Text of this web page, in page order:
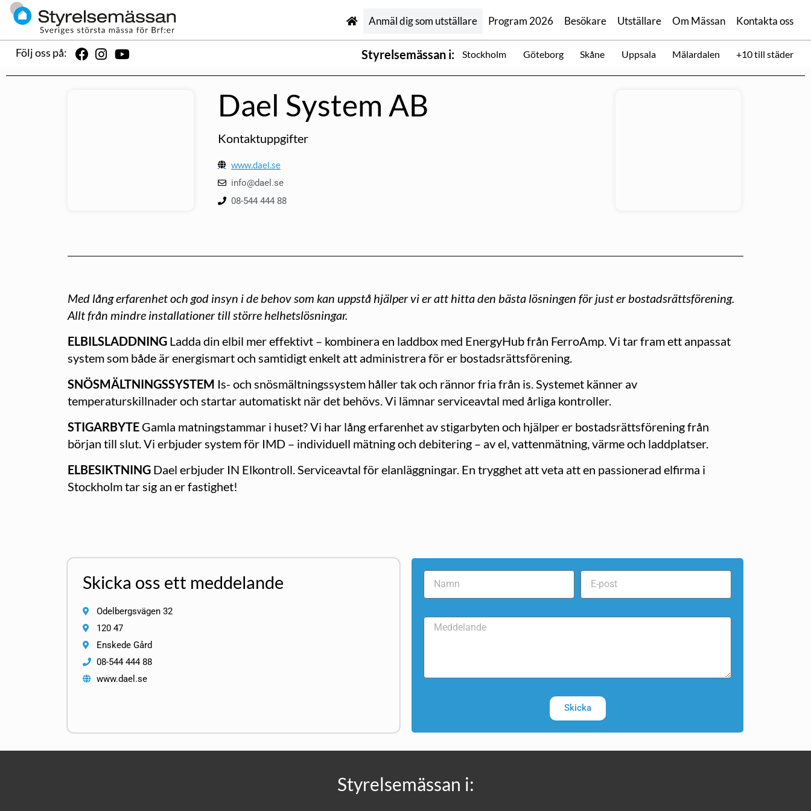
Anmäl dig som utställare Program 2026 Besökare Utställare Om Mässan Kontakta oss
Följ oss på: Styrelsemässan i: Stockholm Göteborg Skåne Uppsala Mälardalen +10 till städer
Dael System AB
Kontaktuppgifter
www.dael.se
info@dael.se
08-544 444 88
Med lång erfarenhet och god insyn i de behov som kan uppstå hjälper vi er att hitta den bästa lösningen för just er bostadsrättsförening.
Allt från mindre installationer till större helhetslösningar.
ELBILSLADDNING Ladda din elbil mer effektivt – kombinera en laddbox med EnergyHub från FerroAmp. Vi tar fram ett anpassat
system som både är energismart och samtidigt enkelt att administrera för er bostadsrättsförening.
SNÖSMÄLTNINGSSYSTEM Is- och snösmältningssystem håller tak och rännor fria från is. Systemet känner av
temperaturskillnader och startar automatiskt när det behövs. Vi lämnar serviceavtal med årliga kontroller.
STIGARBYTE Gamla matningstammar i huset? Vi har lång erfarenhet av stigarbyten och hjälper er bostadsrättsförening från
början till slut. Vi erbjuder system för IMD – individuell mätning och debitering – av el, vattenmätning, värme och laddplatser.
ELBESIKTNING Dael erbjuder IN Elkontroll. Serviceavtal för elanläggningar. En trygghet att veta att en passionerad elfirma i
Stockholm tar sig an er fastighet!
Skicka oss ett meddelande
Odelbergsvägen 32
120 47
Enskede Gård
08-544 444 88
www.dael.se
Skicka
Styrelsemässan i: